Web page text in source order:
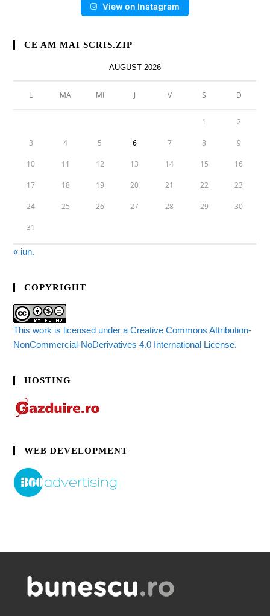
View on Instagram
CE AM MAI SCRIS.ZIP
AUGUST 2026
L MA MI J V S D
1 2
3 4 5 6 7 8 9
10 11 12 13 14 15 16
17 18 19 20 21 22 23
24 25 26 27 28 29 30
31
« iun.
COPYRIGHT
This work is licensed under a Creative Commons Attribution-
NonCommercial-NoDerivatives 4.0 International License.
HOSTING
WEB DEVELOPMENT